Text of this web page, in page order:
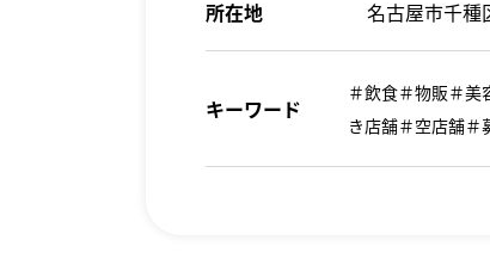
所在地 名古屋市千種
キーワード
＃飲食＃物販＃
き店舗＃空店舗＃